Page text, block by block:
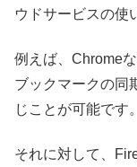
ウドサービスの使
例えば、Chrome
ブックマークの同
じことが可能です。
それに対して、